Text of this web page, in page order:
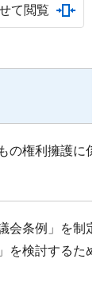
て閲覧
の権利擁護に係
会条例」を制定
を検討するため